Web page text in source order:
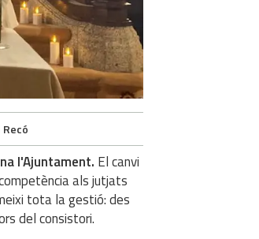
l'Ajuntament. El canvi
als jutjats
tota la gestió: des
del consistori.